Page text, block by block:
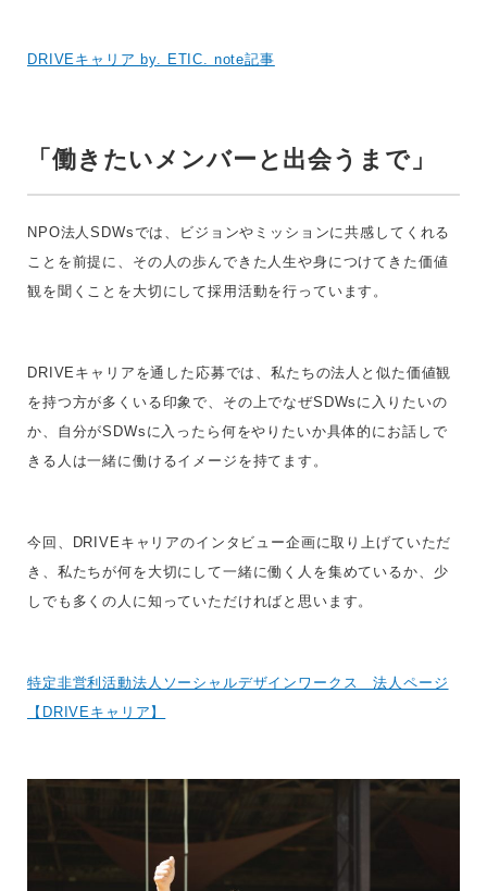
DRIVEキャリア by. ETIC. note記事
「働きたいメンバーと出会うまで」
NPO法人SDWsでは、ビジョンやミッションに共感してくれる
ことを前提に、その人の歩んできた人生や身につけてきた価値
観を聞くことを大切にして採用活動を行っています。
DRIVEキャリアを通した応募では、私たちの法人と似た価値観
を持つ方が多くいる印象で、その上でなぜSDWsに入りたいの
か、自分がSDWsに入ったら何をやりたいか具体的にお話しで
きる人は一緒に働けるイメージを持てます。
今回、DRIVEキャリアのインタビュー企画に取り上げていただ
き、私たちが何を大切にして一緒に働く人を集めているか、少
しでも多くの人に知っていただければと思います。
特定非営利活動法人ソーシャルデザインワークス 法人ページ
【DRIVEキャリア】